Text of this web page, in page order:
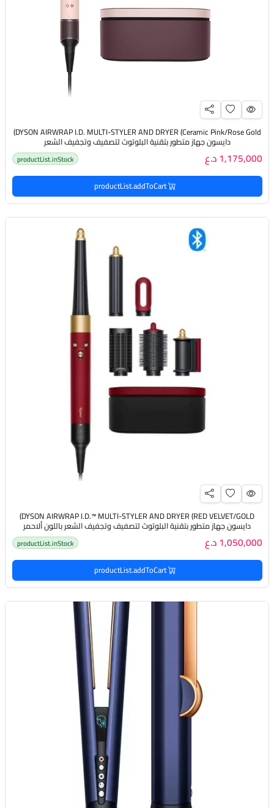
DYSON AIRWRAP I.D. MULTI-STYLER AND DRYER (Ceramic Pink/Rose Gold)
دايسون جهاز متطور بتقنية البلوتوث لتصفيف وتجفيف الشعر
1,175,000 د.ع productList.inStock
productList.addToCart
DYSON AIRWRAP I.D.™ MULTI-STYLER AND DRYER (RED VELVET/GOLD)
دايسون جهاز متطور بتقنية البلوتوث لتصفيف وتجفيف الشعر باللون ألاحمر
1,050,000 د.ع productList.inStock
productList.addToCart